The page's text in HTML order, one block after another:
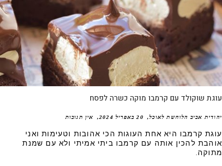
שוקולד עם קרמבו מוקה כשרה לפסח
אביב הלוחשת לאוכל 20 באפריל 2024 אין תגובות
קרמבו היא אחת העוגות הכי אהובות וטעימות ואני
להכין אותה עם קרמבו ביתי אמיתי ולא עם שמנת